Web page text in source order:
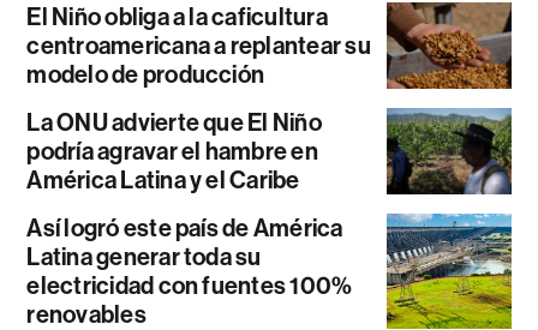
El Niño obliga a la caficultura
centroamericana a replantear su
modelo de producción
La ONU advierte que El Niño
podría agravar el hambre en
América Latina y el Caribe
Así logró este país de América
Latina generar toda su
electricidad con fuentes 100%
renovables